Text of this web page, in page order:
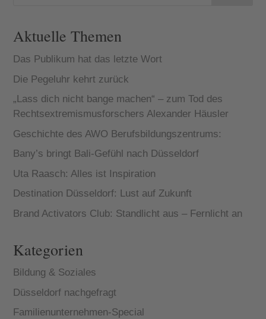
Aktuelle Themen
Das Publikum hat das letzte Wort
Die Pegeluhr kehrt zurück
„Lass dich nicht bange machen“ – zum Tod des
Rechtsextremismusforschers Alexander Häusler
Geschichte des AWO Berufsbildungszentrums:
Bany’s bringt Bali-Gefühl nach Düsseldorf
Uta Raasch: Alles ist Inspiration
Destination Düsseldorf: Lust auf Zukunft
Brand Activators Club: Standlicht aus – Fernlicht an
Kategorien
Bildung & Soziales
Düsseldorf nachgefragt
Familienunternehmen-Special